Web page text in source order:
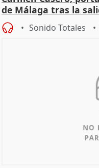
de Málaga tras la
Sonido Totales